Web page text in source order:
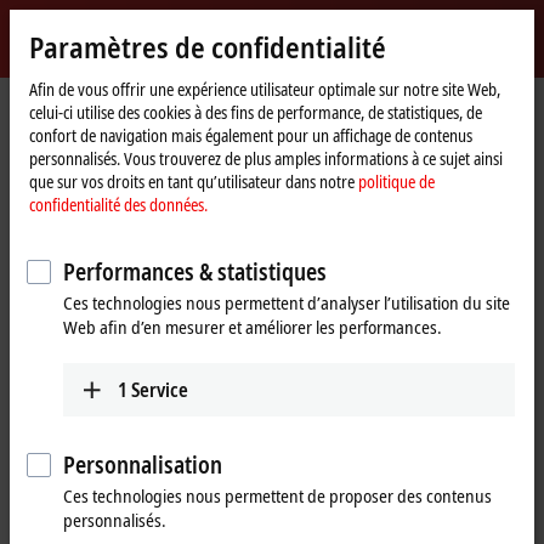
Beckhoff
-
New
Automation
Technology
myBeckhoff
Page
d'accueil
Entreprise
Nouveautés
Tutorial: Structure and setup of an ELX string
Si vous cliquez sur « Accepter », nous affichons la vidéo et
adaptons les paramètres de confidentialité tout en chargeant des
contenus tiers à partir de Vimeo. Veuillez vous référer ici à notre
politique de confidentialité des données.
Mar 18, 2025
Paramètres de confidentialité
Afin de vous offrir une expérience utilisateur optimale sur notre site Web,
celui-ci utilise des cookies à des fins de performance, de statistiques, de
confort de navigation mais également pour un affichage de contenus
personnalisés. Vous trouverez de plus amples informations à ce sujet ainsi
que sur vos droits en tant qu’utilisateur dans notre politique de
confidentialité des données.
Performances & statistiques
Ces technologies nous permettent d’analyser l’utilisation du site
Web afin d’en mesurer et améliorer les performances.
1 Service
Personnalisation
Ces technologies nous permettent de proposer des contenus
personnalisés.